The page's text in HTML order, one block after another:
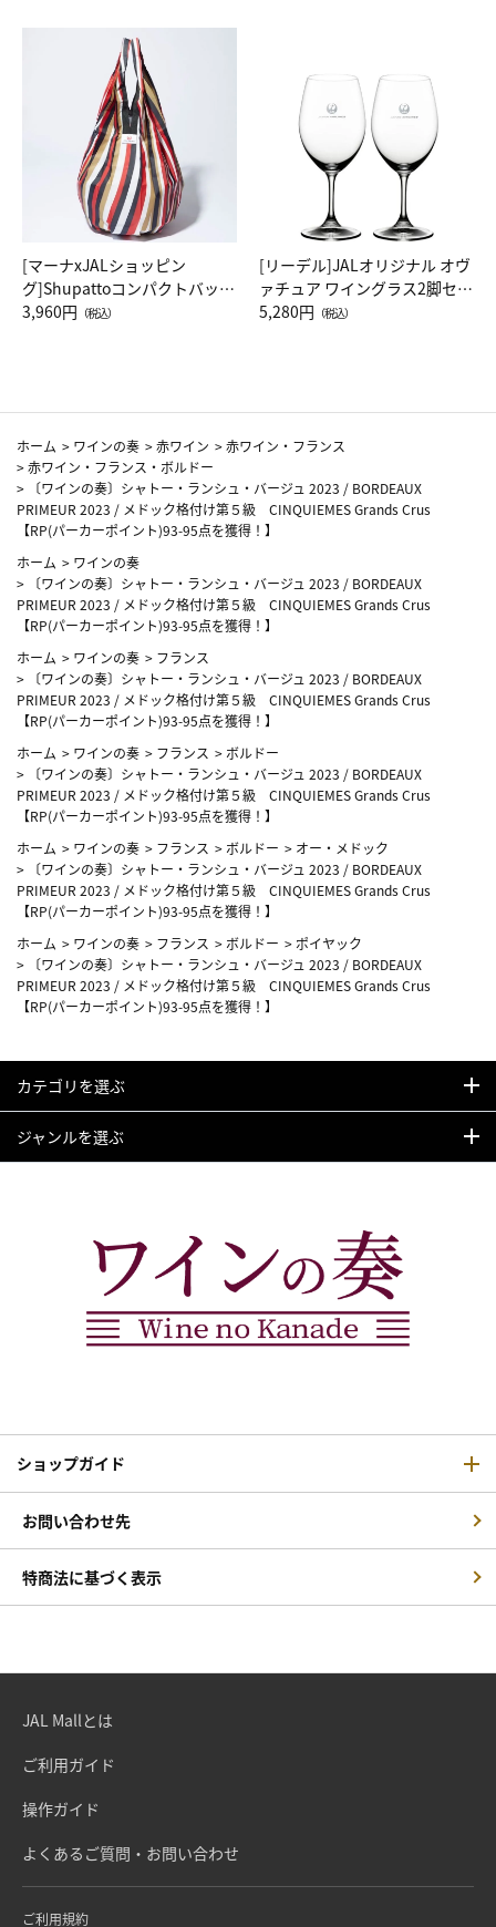
[マーナxJALショッピン
グ]Shupattoコンパクトバッグ
Drop JAL客室乗務員（LC）ス
3,960円 （税込）
[リーデル]JALオリジナル オヴ
ァチュア ワイングラス2脚セッ
ト（レッドワイン）
5,280円 （税込）
ホーム > ワインの奏 >赤ワイン >赤ワイン・フランス
>赤ワイン・フランス・ボルドー
>
〔ワインの奏〕シャトー・ランシュ・バージュ 2023 / BORDEAUX
PRIMEUR 2023 / メドック格付け第５級 CINQUIEMES Grands Crus
【RP(パーカーポイント)93-95点を獲得！】
ホーム > ワインの奏
>
〔ワインの奏〕シャトー・ランシュ・バージュ 2023 / BORDEAUX
PRIMEUR 2023 / メドック格付け第５級 CINQUIEMES Grands Crus
【RP(パーカーポイント)93-95点を獲得！】
ホーム > ワインの奏 > フランス
>
〔ワインの奏〕シャトー・ランシュ・バージュ 2023 / BORDEAUX
PRIMEUR 2023 / メドック格付け第５級 CINQUIEMES Grands Crus
【RP(パーカーポイント)93-95点を獲得！】
ホーム > ワインの奏 > フランス > ボルドー
>
〔ワインの奏〕シャトー・ランシュ・バージュ 2023 / BORDEAUX
PRIMEUR 2023 / メドック格付け第５級 CINQUIEMES Grands Crus
【RP(パーカーポイント)93-95点を獲得！】
ホーム > ワインの奏 > フランス > ボルドー > オー・メドック
>
〔ワインの奏〕シャトー・ランシュ・バージュ 2023 / BORDEAUX
PRIMEUR 2023 / メドック格付け第５級 CINQUIEMES Grands Crus
【RP(パーカーポイント)93-95点を獲得！】
ホーム > ワインの奏 > フランス > ボルドー > ポイヤック
>
〔ワインの奏〕シャトー・ランシュ・バージュ 2023 / BORDEAUX
PRIMEUR 2023 / メドック格付け第５級 CINQUIEMES Grands Crus
【RP(パーカーポイント)93-95点を獲得！】
カテゴリを選ぶ
ジャンルを選ぶ
ショップガイド
お問い合わせ先
特商法に基づく表示
JAL Mallとは
ご利用ガイド
操作ガイド
よくあるご質問・お問い合わせ
ご利用規約